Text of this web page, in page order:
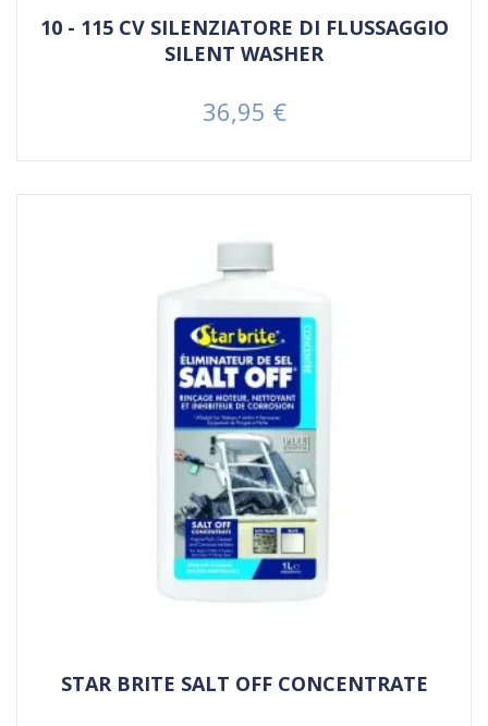
10 - 115 CV SILENZIATORE DI FLUSSAGGIO
SILENT WASHER
Prezzo
36,95 €
STAR BRITE SALT OFF CONCENTRATE